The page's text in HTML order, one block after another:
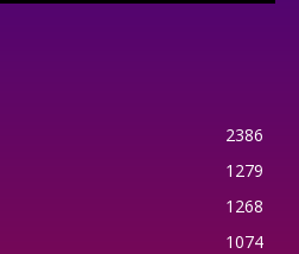
2386
1279
1268
1074